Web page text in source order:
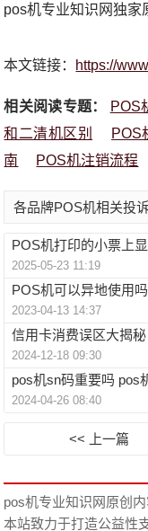
pos机专业知识网独家
本文链接： https://
相关阅读专题： POS
和二清机区别
POS
南
POS机注销流程
各品牌POS机相关投
2025-05-23 11:19
POS机可以异地使用吗
2023-04-13 14:37
2024-12-18 09:30
pos机sn码重要吗 pos
2024-04-26 08:40
<< 上一篇
pos机专业知识网原创内
本站致力于打造公益性